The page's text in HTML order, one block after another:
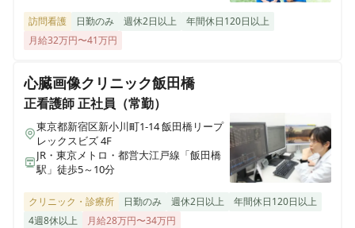
医療施設型ホスピス 医心館篠崎
東京都江戸川区篠崎町2丁目31-3（住所未定）
医療施設型ホスピス 医心館八戸
徒歩9分
訪問看護 日勤のみ 週休2日以上
年間休日120日以上
月給32万円〜41万円
心臓画像クリニック飯田橋
正看護師正社員（常勤）
東京都新宿区新小川町1-14 飯田橋リープ
レックスビズ 4F
JR・東京メトロ・都営大江戸線「飯田橋
駅」徒歩5～10分
クリニック・診療所 日勤のみ 週休2日以上
年間休日120日以上
4週8休以上
月給28万円〜34万円